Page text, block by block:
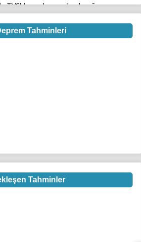
TV6'da canlı yayında olacağım.
Tahminleri
Tahminler